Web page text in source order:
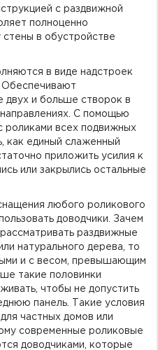
с раздвижной
полноценно
стены в обустройстве
в виде надстроек
Обеспечивают
и больше створок в
С помощью
роликами всех подвижных
как единый слаженный
приложить усилия к
или закрылись остальные
любого роликового
доводчики. Зачем
раздвижные
натурального дерева, то
и с весом, превышающим
такие половинки
чтобы не допустить
панель. Такие условия
частных домов или
современные роликовые
доводчиками, которые